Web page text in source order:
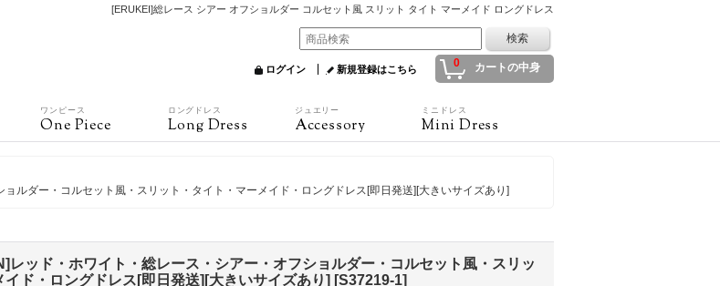
[ERUKEI]総レース シアー オフショルダー コルセット風 スリット タイト マーメイド ロングドレス
0 カートの中身
ログイン 新規登録はこちら
ワンピース
One Piece
ロングドレス
Long Dress
ジュエリー
Accessory
ミニドレス
Mini Dress
ルダー・コルセット風・スリット・タイト・マーメイド・ロングドレス[即日発送][大きいサイズあり]
レッド・ホワイト・総レース・シアー・オフショルダー・コルセット風・スリッ
イド・ロングドレス[即日発送][大きいサイズあり] [S37219-1]